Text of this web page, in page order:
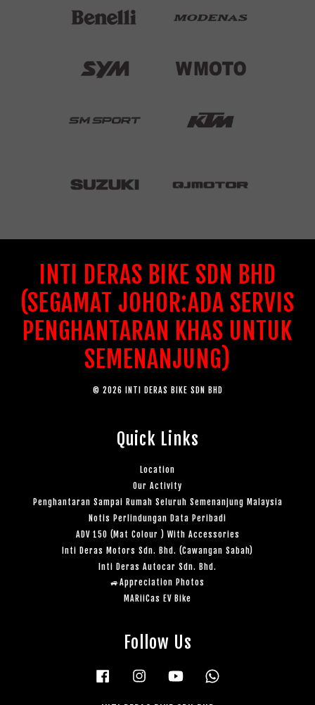
INTI DERAS BIKE SDN BHD
(SEGAMAT JOHOR:ADA SERVIS
PENGHANTARAN KHAS UNTUK
SEMENANJUNG)
© 2026 INTI DERAS BIKE SDN BHD
Quick Links
Location
Our Activity
Penghantaran Sampai Rumah Seluruh Semenanjung Malaysia
Notis Perlindungan Data Peribadi
ADV 150 (Mat Colour ) With Accessories
Inti Deras Motors Sdn. Bhd. (Cawangan Sabah)
Inti Deras Autocar Sdn. Bhd.
🚙Appreciation Photos
MARiiCas EV Bike
Follow Us
Facebook Instagram YouTube